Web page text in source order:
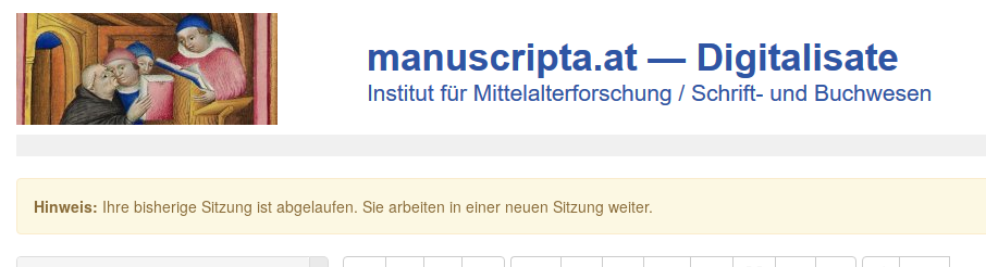
Hinweis: Ihre bisherige Sitzung ist abgelaufen. Sie arbeiten in einer neuen Sitzung weiter.